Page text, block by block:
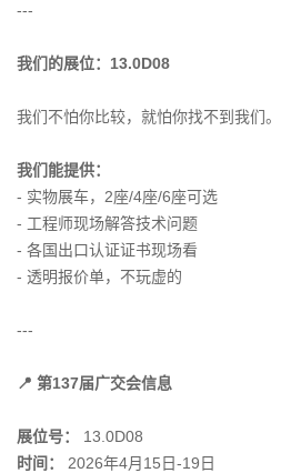
---
我们的展位：13.0D08
我们不怕你比较，就怕你找不到我们。
我们能提供：
- 实物展车，2座/4座/6座可选
- 工程师现场解答技术问题
- 各国出口认证证书现场看
- 透明报价单，不玩虚的
---
📍 第137届广交会信息
展位号：
13.0D08
时间：
2026年4月15日-19日